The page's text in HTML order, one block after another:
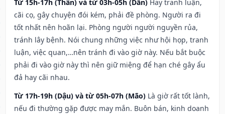
Từ 15h-17h (Thân) và từ 03h-05h (Dần) Hay tranh luận,
cãi cọ, gây chuyện đói kém, phải đề phòng. Người ra đi
tốt nhất nên hoãn lại. Phòng người người nguyền rủa,
tránh lây bệnh. Nói chung những việc như hội họp, tranh
luận, việc quan,…nên tránh đi vào giờ này. Nếu bắt buộc
phải đi vào giờ này thì nên giữ miệng để hạn ché gây ẩu
đả hay cãi nhau.
Từ 17h-19h (Dậu) và từ 05h-07h (Mão) Là giờ rất tốt lành,
nếu đi thường gặp được may mắn. Buôn bán, kinh doanh